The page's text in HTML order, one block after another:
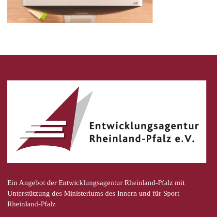
Ein Angebot der Entwicklungsagentur Rheinland-Pfalz mit
Unterstützung des Ministeriums des Innern und für Sport
Rheinland-Pfalz